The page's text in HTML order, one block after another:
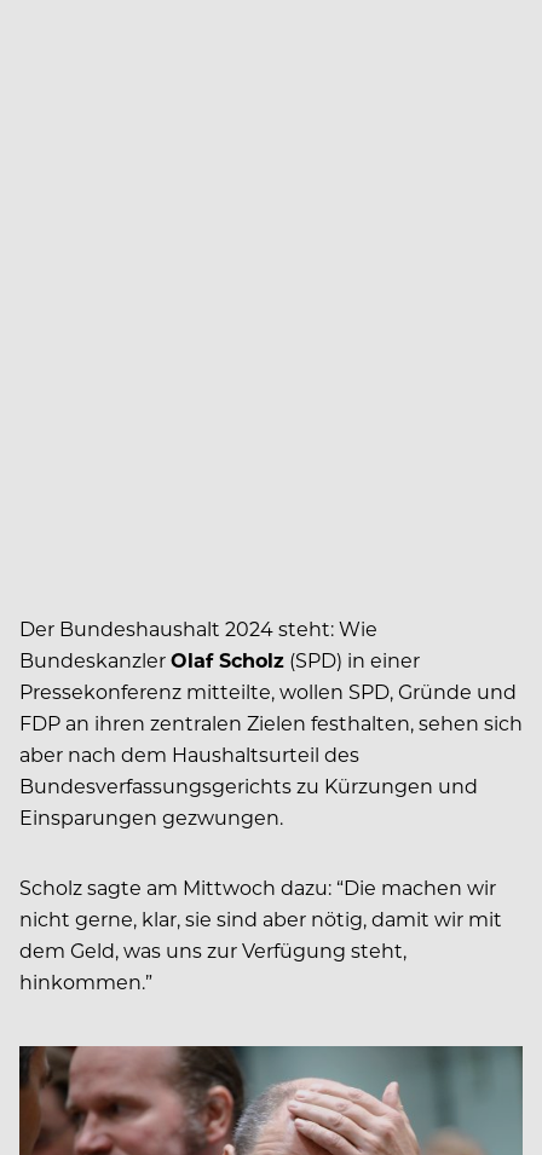
Der Bundeshaushalt 2024 steht: Wie
BundeskanzlerOlaf Scholz (SPD) in einer
Pressekonferenz mitteilte, wollen SPD, Gründe und
FDP an ihren zentralen Zielen festhalten, sehen sich
aber nach dem Haushaltsurteil des
Bundesverfassungsgerichts zu Kürzungen und
Einsparungen gezwungen.
Scholz sagte am Mittwoch dazu: “Die machen wir
nicht gerne, klar, sie sind aber nötig, damit wir mit
dem Geld, was uns zur Verfügung steht,
hinkommen.”